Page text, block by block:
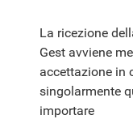
La ricezione
Gest avviene
accettazione in
singolarmente
importare